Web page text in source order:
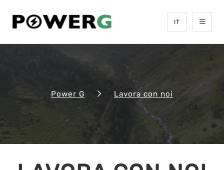
IT
Power G Lavora con noi